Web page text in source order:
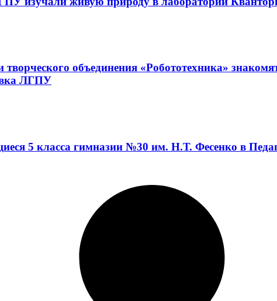
объединения «Робототехника»
ЛГПУ
5 класса гимназии №30 им. Н.Т. Фесенко в